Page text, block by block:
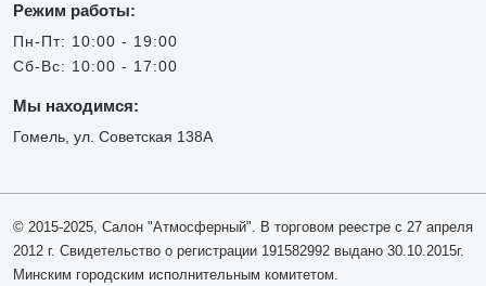
Режим работы:
Пн-Пт: 10:00 - 19:00
Сб-Вс: 10:00 - 17:00
Мы находимся:
Гомель, ул. Советская 138А
© 2015-2025, Салон "Атмосферный". В торговом реестре с 27 апреля
2012 г. Свидетельство о регистрации 191582992 выдано 30.10.2015г.
Минским городским исполнительным комитетом.